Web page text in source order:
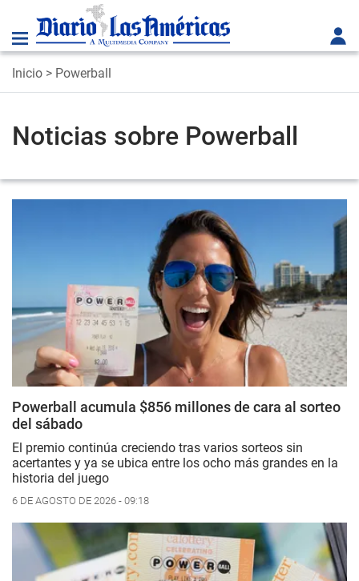
Inicio > Powerball
Noticias sobre Powerball
Powerball acumula $856 millones de cara al sorteo
del sábado
El premio continúa creciendo tras varios sorteos sin
acertantes y ya se ubica entre los ocho más grandes en la
historia del juego
6 DE AGOSTO DE 2026 - 09:18